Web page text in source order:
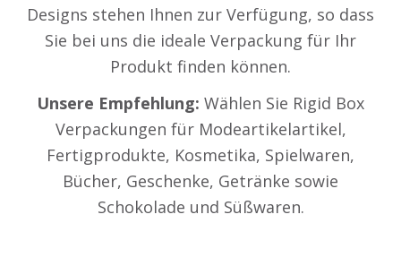
Designs stehen Ihnen zur Verfügung, so dass
Sie bei uns die ideale Verpackung für Ihr
Produkt finden können.
Unsere Empfehlung: Wählen Sie Rigid Box
Verpackungen für Modeartikelartikel,
Fertigprodukte, Kosmetika, Spielwaren,
Bücher, Geschenke, Getränke sowie
Schokolade und Süßwaren.